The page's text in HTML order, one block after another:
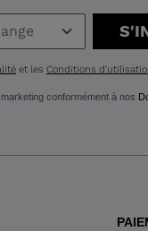
et les Conditions
conformément à nos